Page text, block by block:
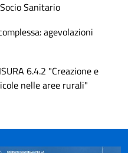
Sanitario
agevolazioni
6.4.2 "Creazione e
nelle aree rurali"